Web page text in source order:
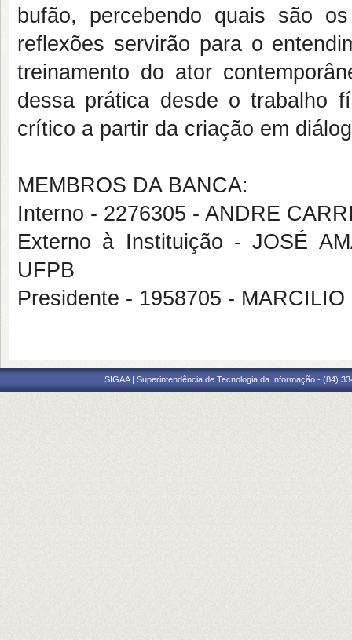
bufão, percebendo quais são
reflexões servirão para o
treinamento do ator
dessa prática desde o trabalho
crítico a partir da criação em
MEMBROS DA BANCA:
Interno - 2276305 - ANDRE
Externo à Instituição - JOSÉ
UFPB
Presidente - 1958705 -
SIGAA | Superintendência de Tecnologia da Informação - (84)